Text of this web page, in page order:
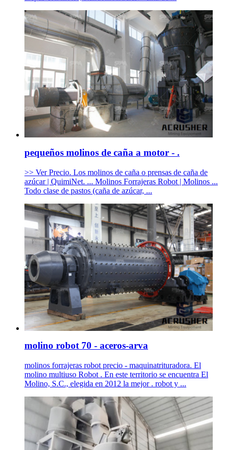
pequeños molinos de caña a motor - .
>> Ver Precio. Los molinos de caña o prensas de caña de
azúcar | QuimiNet. ... Molinos Forrajeras Robot | Molinos ...
Todo clase de pastos (caña de azúcar, ...
molino robot 70 - aceros-arva
molinos forrajeras robot precio - maquinatrituradora. El
molino multiuso Robot . En este territorio se encuentra El
Molino, S.C., elegida en 2012 la mejor . robot y ...